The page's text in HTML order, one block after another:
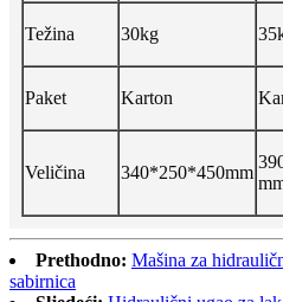
Težina 30kg
Paket Karton
Veličina 340*250*450mm
Prethodno: Mašina za
sabirnica